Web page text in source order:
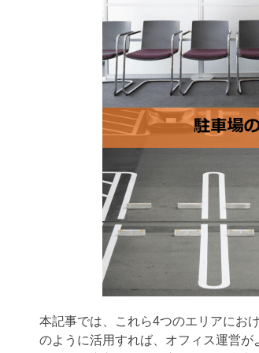
本記事では、これら4つのエリアにお
のように活用すれば、オフィス運営